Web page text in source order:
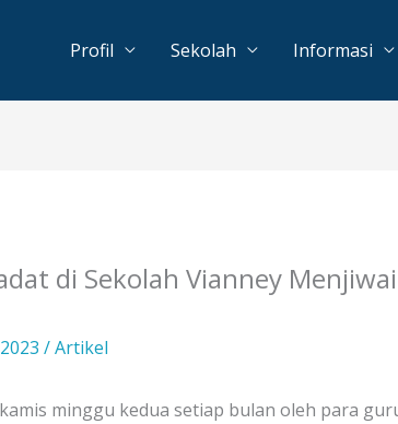
Profil Sekolah Informasi
di Sekolah Vianney
/Artikel
minggu kedua setiap bulan oleh para